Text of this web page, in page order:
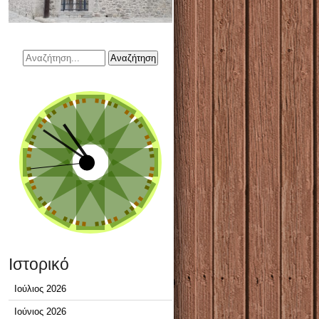
Ιστορικό
Ιούλιος 2026
Ιούνιος 2026